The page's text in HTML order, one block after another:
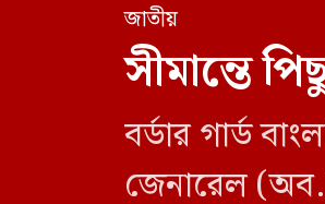
জাতীয়
সীমান্তে
বর্ডার গার্ড
জেনারেল